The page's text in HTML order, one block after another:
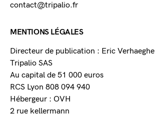
contact@tripalio.fr
MENTIONS LÉGALES
Directeur de publication : Eric Verhaeghe
Tripalio SAS
Au capital de 51 000 euros
RCS Lyon 808 094 940
Hébergeur : OVH
2 rue kellermann